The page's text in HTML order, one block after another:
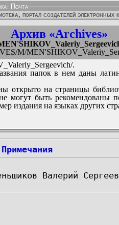
- Почта
портал создателей
Архив «Archives»
M/
.
папок в нем даны
на страницы
могут быть рекомендованы
издания на языках других
Примечания